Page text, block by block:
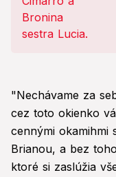
"Nechávame za
cez toto okienko
cennými okamihmi
Brianou, a bez
ktoré si zaslúžia